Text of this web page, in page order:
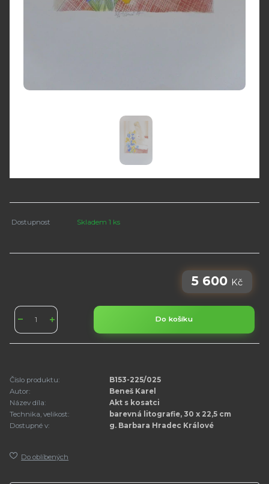
Dostupnost Skladem 1 ks
5 600 Kč
Do košíku
Číslo produktu:
B153-225/025
Autor:
Beneš Karel
Název díla:
Akt s kosatci
Technika, velikost:
barevná litografie, 30 x 22,5 cm
Dostupné v:
g. Barbara Hradec Králové
Do oblíbených